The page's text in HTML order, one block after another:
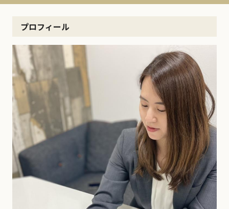
プロフィール